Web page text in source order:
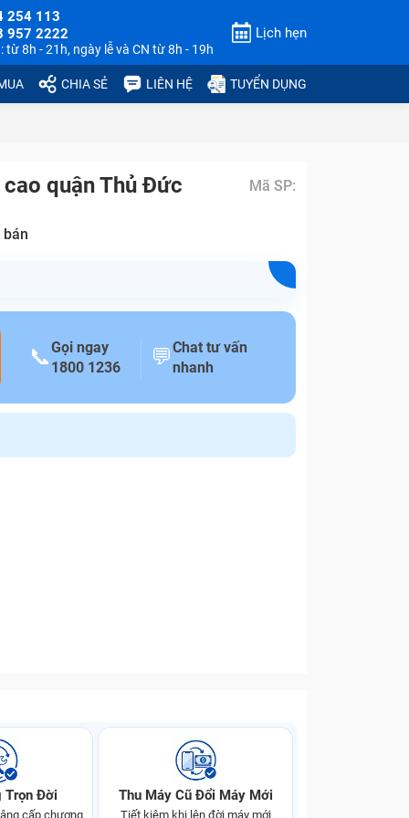
254 113
957 2222
từ 8h - 21h, ngày lễ và CN từ 8h - 19h
Lịch hẹn
CHIA SẺ LIÊN HỆ TUYỂN DỤNG
quận Thủ Đức Mã SP:
📞Gọi ngay
1800 1236
💬Chat tư vấn
nhanh
Trọn Đời
cấp chương
Thu Máy Cũ Đổi Máy Mới
Tiết kiệm khi lên đời máy mới